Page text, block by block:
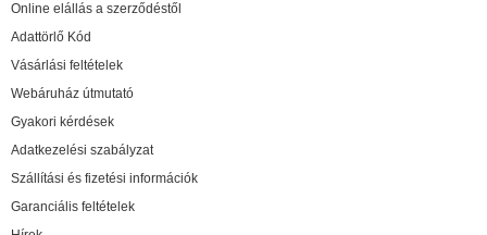
Online elállás a szerződéstől
Adattörlő Kód
Vásárlási feltételek
Webáruház útmutató
Gyakori kérdések
Adatkezelési szabályzat
Szállítási és fizetési információk
Garanciális feltételek